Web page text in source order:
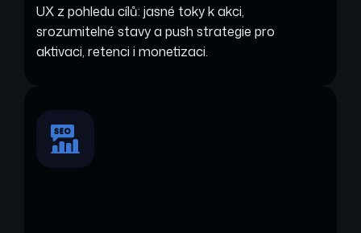
UX z pohledu cílů: jasné toky k akci,
srozumitelné stavy a push strategie pro
aktivaci, retenci i monetizaci.